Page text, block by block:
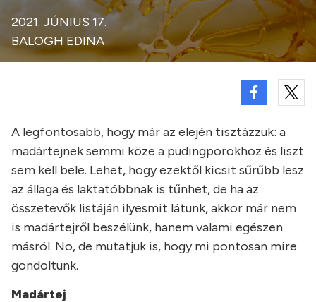
2021. JÚNIUS 17.
BALOGH EDINA
A legfontosabb, hogy már az elején tisztázzuk: a
madártejnek semmi köze a pudingporokhoz és liszt
sem kell bele. Lehet, hogy ezektől kicsit sűrűbb lesz
az állaga és laktatóbbnak is tűnhet, de ha az
összetevők listáján ilyesmit látunk, akkor már nem
is madártejről beszélünk, hanem valami egészen
másról. No, de mutatjuk is, hogy mi pontosan mire
gondoltunk.
Madártej